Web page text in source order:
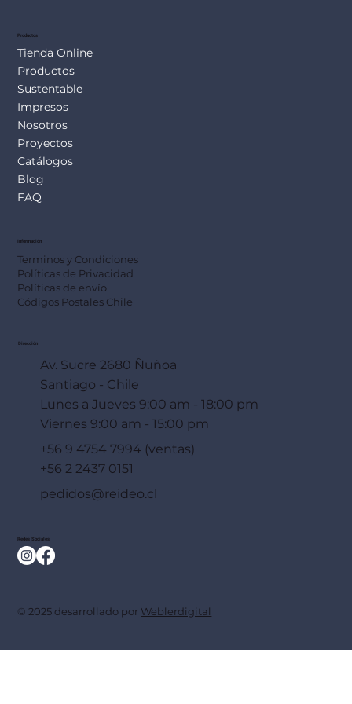
Productos
Tienda Online
Productos
Sustentable
Impresos
Nosotros
Proyectos
Catálogos
Blog
FAQ
Información
Terminos y Condiciones
Políticas de Privacidad
Políticas de envío
Códigos Postales Chile
Dirección
Av. Sucre 2680 Ñuñoa
Santiago - Chile
Lunes a Jueves 9:00 am - 18:00 pm
Viernes 9:00 am - 15:00 pm
+56 9 4754 7994 (ventas)
+56 2 2437 0151
pedidos@reideo.cl
Redes Sociales
© 2025 desarrollado por Weblerdigital